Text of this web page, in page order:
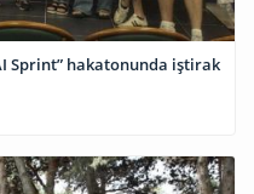
Sprint” hakatonunda iştirak